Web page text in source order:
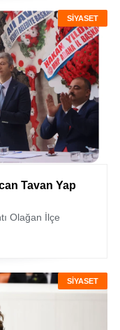
SİYASET
Tavan Yap
Olağan İlçe
SİYASET